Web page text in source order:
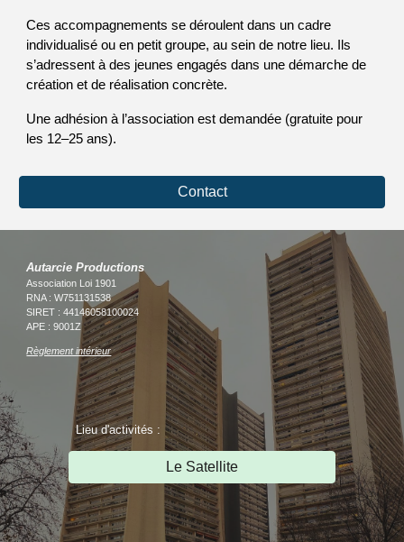
Ces accompagnements se déroulent dans un cadre
individualisé ou en petit groupe, au sein de notre lieu. Ils
s’adressent à des jeunes engagés dans une démarche de
création et de réalisation concrète.
Une adhésion à l’association est demandée (gratuite pour
les 12–25 ans).
Contact
Autarcie Productions
Association Loi 1901
RNA : W751131538
SIRET : 44146058100024
APE : 9001Z
Règlement intérieur
Lieu d'activités :
Le Satellite